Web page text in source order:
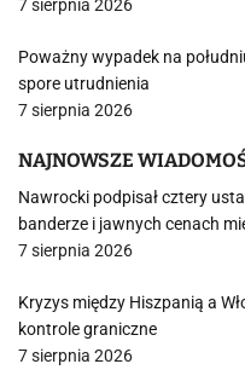
7 sierpnia 2026
Poważny wypadek na
spore utrudnienia
7 sierpnia 2026
NAJNOWSZE
Nawrocki podpisał cztery
banderze i jawnych cenach
7 sierpnia 2026
Kryzys między Hiszpanią a
kontrole graniczne
7 sierpnia 2026